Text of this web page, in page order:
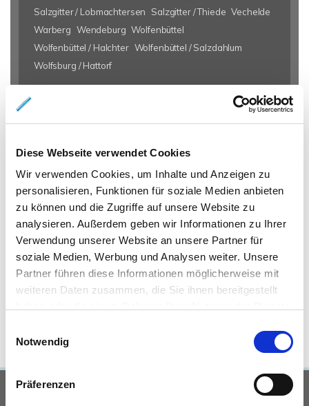
Diese Webseite verwendet Cookies
Wir verwenden Cookies, um Inhalte und Anzeigen zu
personalisieren, Funktionen für soziale Medien anbieten
zu können und die Zugriffe auf unsere Website zu
analysieren. Außerdem geben wir Informationen zu Ihrer
Verwendung unserer Website an unsere Partner für
soziale Medien, Werbung und Analysen weiter. Unsere
Partner führen diese Informationen möglicherweise mit
weiteren Daten zusammen, die Sie ihnen bereitgestellt
Notwendig
Präferenzen
Salzgitter / Lobmachtersen
Salzgitter / Thiede Vechelde
Warberg Wendeburg Wolfenbüttel
Wolfenbüttel / Halchter Wolfenbüttel / Salzdahlum
Wolfsburg / Hattorf
Eigentumswohnungen Braunschweig
Eigentumswohnung
Braunschweig
Mietwohnung Braunschweig
Braunschweig
Reihenhaus Braunschweig
Wohnung miete
Braunschweig
Wohnung suche Braunschweig
Wohnungssuche
Braunschweig
Wohnungsanzeigen Braunschweig
Wohnung
Braunschweig
Haus Braunschweig
Häuser Braunschweig
kaufen Braunschweig
mieten Braunschweig
Immobilie
Braunschweig
Immobilien Braunschweig
Hauskauf
Immobilienkauf Braunschweig
UNSERE PARTNER &